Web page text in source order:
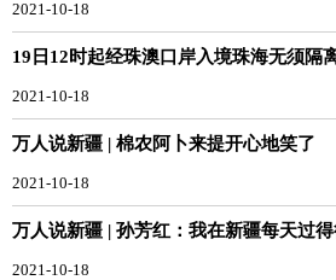
2021-10-18
19日12时起经珠澳口岸入境珠海无须隔
2021-10-18
万人说新疆 | 棉农阿卜来提开心地笑了
2021-10-18
万人说新疆 | 孙芳红：我在新疆每天过
2021-10-18